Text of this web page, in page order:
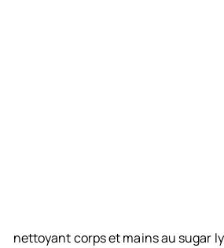
nettoyant corps et mains au sugar